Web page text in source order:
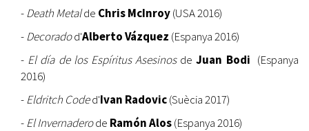
-Death Metalde Chris McInroy(USA 2016)
-Decoradod'Alberto Vázquez (Espanya 2016)
- El día de los Espíritus AsesinosdeJuan Bodi (Espanya
2016)
-Eldritch Coded'Ivan Radovic(Suècia 2017)
-El Invernaderode Ramón Alos(Espanya 2016)